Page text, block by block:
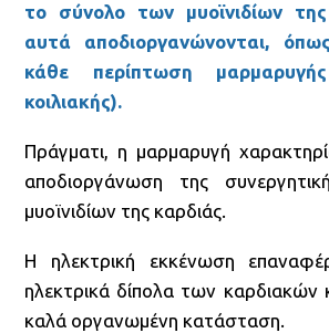
το σύνολο των μυοϊνιδίων
αυτά αποδιοργανώνονται,
κάθε περίπτωση
κοιλιακής).
Πράγματι, η μαρμαρυγή
αποδιοργάνωση της
μυοϊνιδίων της καρδιάς.
Η ηλεκτρική εκκένωση
ηλεκτρικά δίπολα των καρδιακών
καλά οργανωμένη κατάσταση.